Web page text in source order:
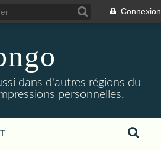
Connexion
dans d'autres régions du
personnelles.